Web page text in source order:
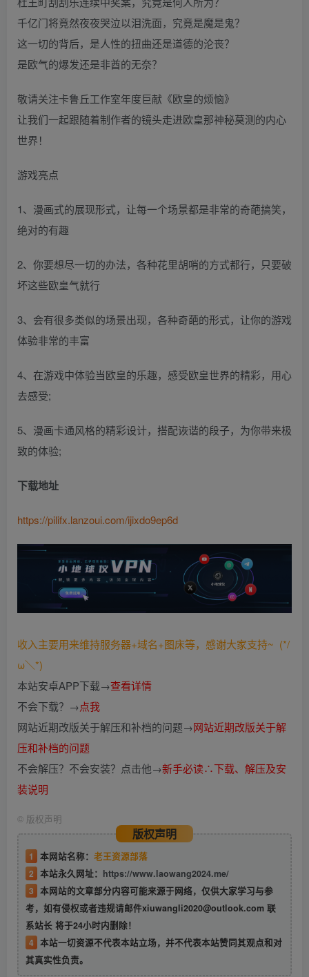
千亿门将竟然夜夜哭泣以泪洗面，究竟是魔是鬼？
这一切的背后，是人性的扭曲还是道德的沦丧？
是欧气的爆发还是非酋的无奈？
敬请关注卡鲁丘工作室年度巨献《欧皇的烦恼》
让我们一起跟随着制作者的镜头走进欧皇那神秘莫测的内心
世界！
游戏亮点
1、漫画式的展现形式，让每一个场景都是非常的奇葩搞笑，
绝对的有趣
2、你要想尽一切的办法，各种花里胡哨的方式都行，只要破
坏这些欧皇气就行
3、会有很多类似的场景出现，各种奇葩的形式，让你的游戏
体验非常的丰富
4、在游戏中体验当欧皇的乐趣，感受欧皇世界的精彩，用心
去感受;
5、漫画卡通风格的精彩设计，搭配诙谐的段子，为你带来极
致的体验;
下载地址
https://pilifx.lanzoui.com/ijixdo9ep6d
收入主要用来维持服务器+域名+图床等，感谢大家支持~ (*/
ω＼*)
本站安卓APP下载→查看详情
不会下载？→点我
网站近期改版关于解压和补档的问题→网站近期改版关于解
压和补档的问题
不会解压？不会安装？点击他→新手必读∴下载、解压及安
装说明
© 版权声明
版权声明
1 本网站名称： 老王资源部落
2 本站永久网址： https://www.laowang2024.me/
3 本网站的文章部分内容可能来源于网络，仅供大家学习与参
考，如有侵权或者违规请邮件xiuwangli2020@outlook.com 联
系站长 将于24小时内删除！
4 本站一切资源不代表本站立场，并不代表本站赞同其观点和对
其真实性负责。